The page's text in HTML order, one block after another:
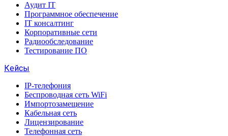
Аудит IT
Программное обеспечение
IT консалтинг
Корпоративные сети
Радиообследование
Тестирование ПО
Кейсы
IP-телефония
Беспроводная сеть WiFi
Импортозамещение
Кабельная сеть
Лицензирование
Телефонная сеть